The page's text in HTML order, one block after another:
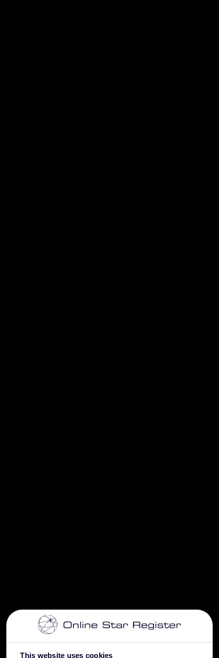
This website uses cookies